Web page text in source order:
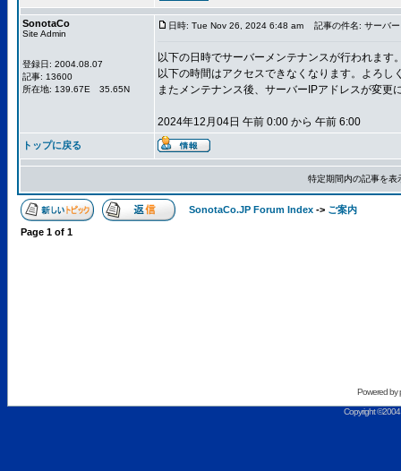
SonotaCo
Site Admin
登録日: 2004.08.07
記事: 13600
所在地: 139.67E 35.65N
日時: Tue Nov 26, 2024 6:48 am 記事の件名: サーバ
以下の日時でサーバーメンテナンスが行われます
以下の時間はアクセスできなくなります。よろし
またメンテナンス後、サーバーIPアドレスが変更
2024年12月04日 午前 0:00 から 午前 6:00
トップに戻る
特定期間内の記事を
SonotaCo.JP Forum Index -> ご案内
Page 1 of 1
Powered by
Copyright ©2004